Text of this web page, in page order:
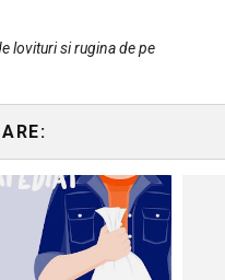
lovituri si rugina de pe